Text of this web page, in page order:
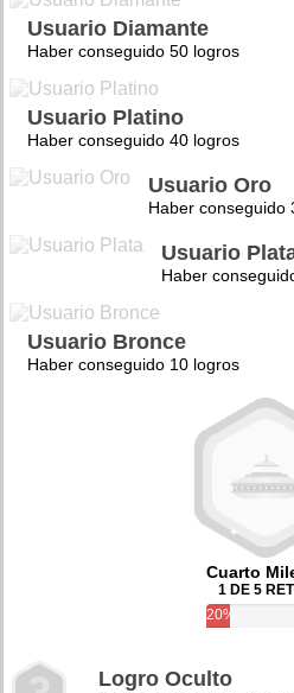
Usuario Diamante
Haber conseguido 50 logros
Usuario Platino
Haber conseguido 40 logros
Usuario Oro
Haber conseguido
Usuario
Haber
Usuario Bronce
Haber conseguido 10 logros
Cuarto
1 DE 5
20%
Logro Oculto